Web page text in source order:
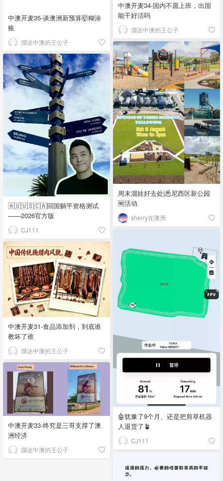
中澳开麦35-谈澳洲新预算🤯糊涂
账
溜达中澳的王公子
中澳开麦34-国内不愿上班，出国
能干好活吗
溜达中澳的王公子
周末溜娃好去处|悉尼西区新公园
🆓活动
sherry在澳洲
🇦🇺🇺🇸🇨🇦回国躺平资格测试
——2026官方版
CJ111
🤖犹豫了9个月、还是把剪草机器
人退货了🪴
CJ111
中澳开麦31-食品添加剂，到底谁
教坏了谁
溜达中澳的王公子
中澳开麦33-终究是三哥支撑了澳
洲经济
溜达中澳的王公子